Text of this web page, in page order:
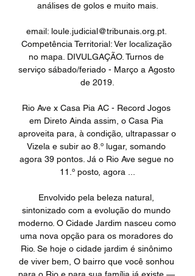
análises de golos e muito mais.
email: loule.judicial@tribunais.org.pt.
Competência Territorial: Ver localização
no mapa. DIVULGAÇÃO. Turnos de
serviço sábado/feriado - Março a Agosto
de 2019.
Rio Ave x Casa Pia AC - Record Jogos
em Direto Ainda assim, o Casa Pia
aproveita para, à condição, ultrapassar o
Vizela e subir ao 8.º lugar, somando
agora 39 pontos. Já o Rio Ave segue no
11.º posto, agora ...
Envolvido pela beleza natural,
sintonizado com a evolução do mundo
moderno. O Cidade Jardim nasceu como
uma nova opção para os moradores do
Rio. Se hoje o cidade jardim é sinônimo
de viver bem, O bairro que você sonhou